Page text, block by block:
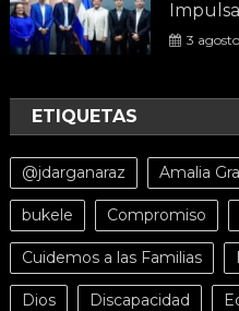
3
ETIQUETAS
@jdarganaraz Amalia
bukele Compromiso
Cuidemos a las Familias
Dios Discapacidad